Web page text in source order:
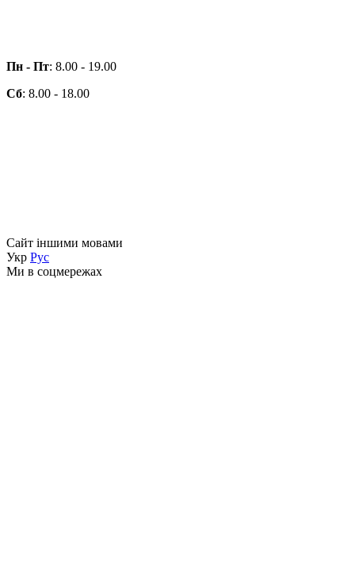
Пн - Пт: 8.00 - 19.00
Сб: 8.00 - 18.00
Сайт іншими мовами
Укр Рус
Ми в соцмережах